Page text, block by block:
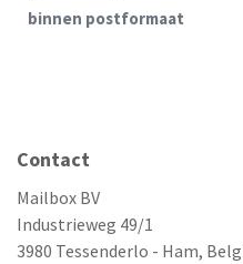
binnen postformaat
Contact
Mailbox BV
Industrieweg 49/1
3980 Tessenderlo - Ham,